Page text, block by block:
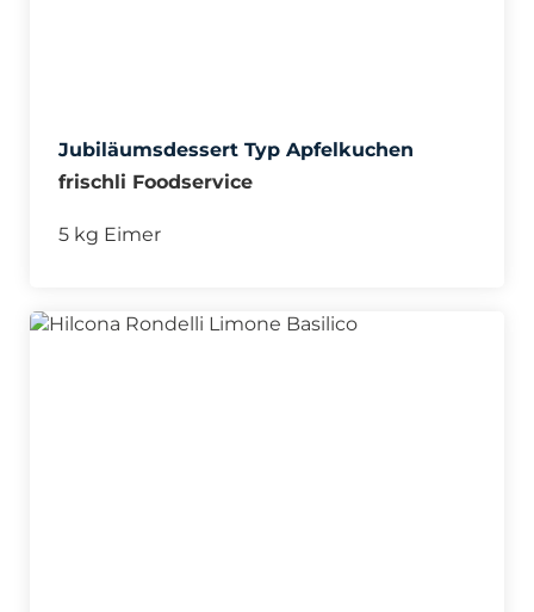
Jubiläumsdessert Typ Apfelkuchen
frischli Foodservice
5 kg Eimer